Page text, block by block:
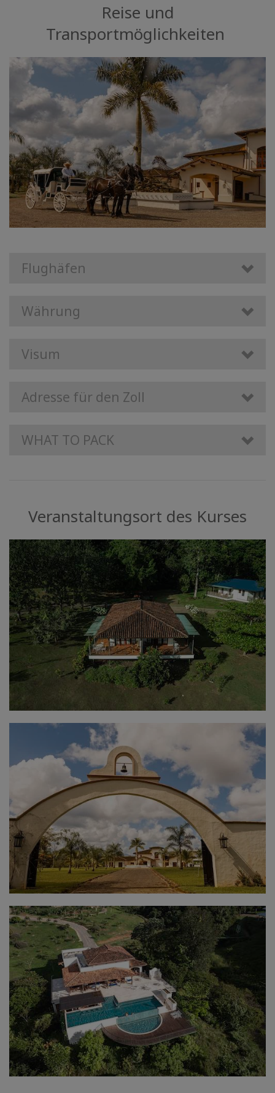
Reise und
Transportmöglichkeiten
Flughäfen
Währung
Visum
Adresse für den Zoll
WHAT TO PACK
Veranstaltungsort des Kurses